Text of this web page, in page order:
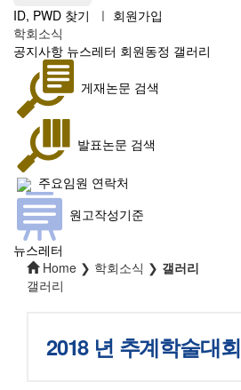
ID, PWD 찾기 ㅣ 회원가입
학회소식
공지사항 뉴스레터 회원동정 갤러리
게재논문 검색
발표논문 검색
주요임원 연락처
원고작성기준
뉴스레터
Home ❯ 학회소식 ❯ 갤러리
갤러리
2018 년 추계학술대회